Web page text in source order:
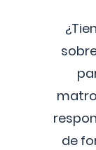
de